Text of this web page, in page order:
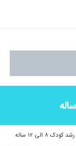
رشد کودک ۸ الی ۱۲ ساله